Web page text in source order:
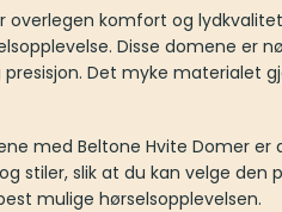
overlegen komfort og
Disse domene er
Det myke materialet
med Beltone Hvite Domer
stiler, slik at du kan velge
mulige hørselsopplevelsen.